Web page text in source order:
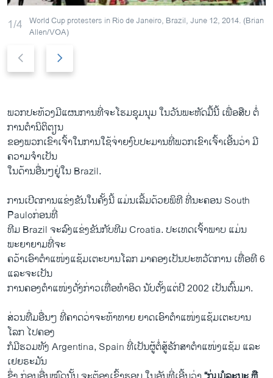
1/4 World Cup protesters in Rio de Janeiro, Brazil, June 12, 2014. (Brian
Allen/VOA)
e
i
o
u
s
s
i
d
e
x
s
l
i
d
e
ພວກປະທ້ວງມີແຜນການທີ່ຈະໂຮມຊຸມນຸມ ໃນວັນພະຫັດມື້ນີ້ ເພື່ອສືບ ຕໍ່
ການຕຳນິຕິຕຽນ
ຂອງພວກເຂົາເຈົ້າໃນການໃຊ້ຈ່າຍງົບປະມານທີ່ພວກເຂົາເຈົ້າເອີ້ນວ່າ ມີ
ຄວາມຈຳເປັນ
ໃນດ້ານອື່ນໆຢູ່ໃນ Brazil.
ການເປີດການແຂ່ງຂັນໃນຄັ້ງນີ້ ແມ່ນເລີ້ມດ້ວຍພິທີ ທີ່ນະຄອນ South
Pauloກ່ອນທີ່
ທີມ Brazil ຈະລົງແຂ່ງຂັນກັບທີມ Croatia. ປະເທດເຈົ້າພາບ ແມ່ນ
ພະຍາຍາມທີ່ຈະ
ຄວ້າເອົາຕຳແໜ່ງແຊ້ມເຕະບານໂລກ ມາຄອງເປັນປະຫວັດການ ເທື່ອທີ 6
ແລະຈະເປັນ
ການຄອງຕຳແໜ່ງດັ່ງກ່າວເທື່ອທຳອິດ ນັບຕັ້ງແຕ່ປີ 2002 ເປັນຕົ້ນມາ.
ສ່ວນທື່ມອື່ນໆ ທີ່ຄາດວ່າຈະທ້າທາຍ ຍາດເອົາຕຳແໜ່ງແຊ້ມເຕະບານ
ໂລກ ໄປຄອງ
ກໍມີຮວມທັງ Argentina, Spain ທີ່ເປັນຜູ້ຕໍ່ສູ້ຮັກສາຕຳແໜ່ງແຊ້ມ ແລະ
ເຢຍຣະມັນ